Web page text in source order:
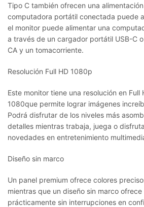
Tipo C también ofrecen una
computadora portátil conectada puede
el monitor puede alimentar una
a través de un cargador portátil USB-C
CA y un tomacorriente.
Resolución Full HD 1080p
Este monitor tiene una resolución en Full
1080que permite lograr imágenes
Podrá disfrutar de los niveles más
detalles mientras trabaja, juega o
novedades en entretenimiento
Diseño sin marco
Un panel premium ofrece colores
mientras que un diseño sin marco
prácticamente sin interrupciones en